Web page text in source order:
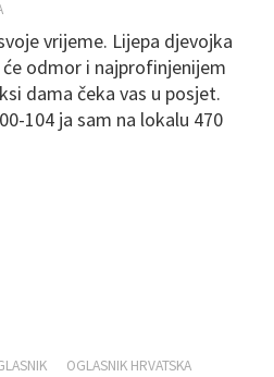
vrijeme. Lijepa djevojka
odmor i najprofinjenijem
dama čeka vas u posjet.
104 ja sam na lokalu 470
OGLASNIK HRVATSKA